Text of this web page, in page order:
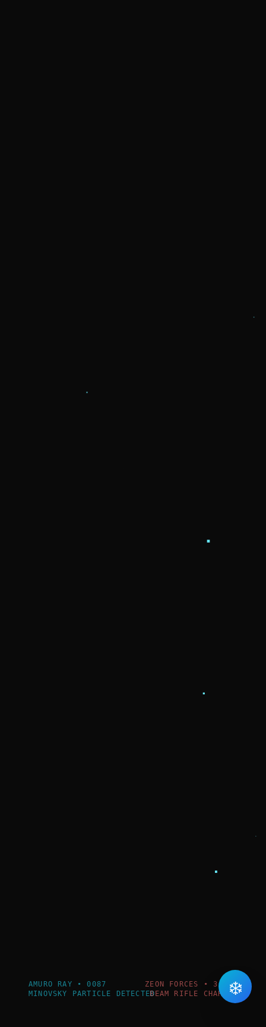
AMURO RAY • 0087
MINOVSKY PARTICLE DETECTED
ZEON FORCES • 3.2km
BEAM RIFLE CHARGED
❄️